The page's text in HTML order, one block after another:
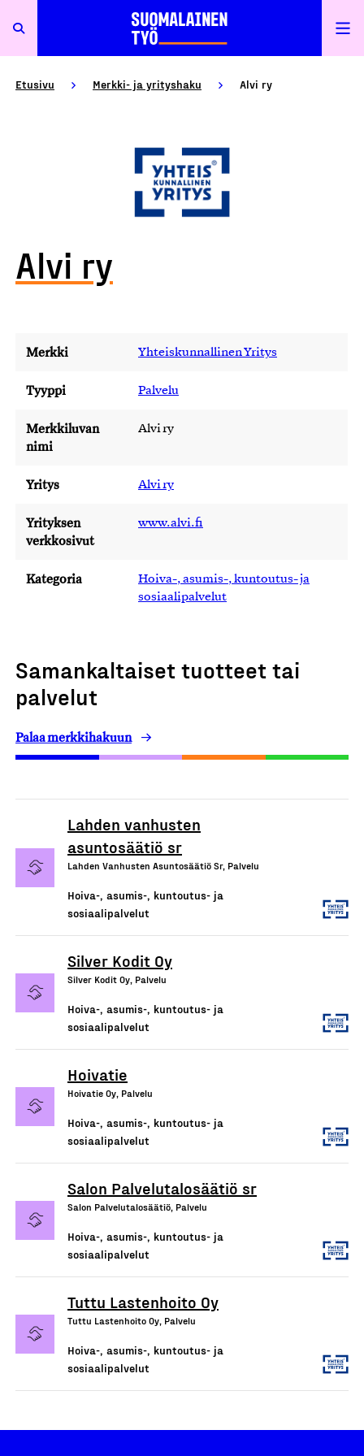
Etusivu Merkki- ja yrityshaku Alvi ry
Alvi ry
Merkki Yhteiskunnallinen Yritys
Tyyppi Palvelu
Merkkiluvan
nimi
Alvi ry
Yritys Alvi ry
Yrityksen
verkkosivut
www.alvi.fi
Kategoria
Hoiva-, asumis-, kuntoutus- ja
sosiaalipalvelut
Samankaltaiset tuotteet tai
palvelut
Palaa merkkihakuun
Lahden vanhusten
asuntosäätiö sr
Lahden Vanhusten Asuntosäätiö Sr, Palvelu
Hoiva-, asumis-, kuntoutus- ja
sosiaalipalvelut
Silver Kodit Oy
Silver Kodit Oy, Palvelu
Hoiva-, asumis-, kuntoutus- ja
sosiaalipalvelut
Hoivatie
Hoivatie Oy, Palvelu
Hoiva-, asumis-, kuntoutus- ja
sosiaalipalvelut
Salon Palvelutalosäätiö sr
Salon Palvelutalosäätiö, Palvelu
Hoiva-, asumis-, kuntoutus- ja
sosiaalipalvelut
Tuttu Lastenhoito Oy
Tuttu Lastenhoito Oy, Palvelu
Hoiva-, asumis-, kuntoutus- ja
sosiaalipalvelut